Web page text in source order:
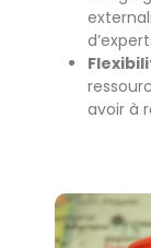
avoir à